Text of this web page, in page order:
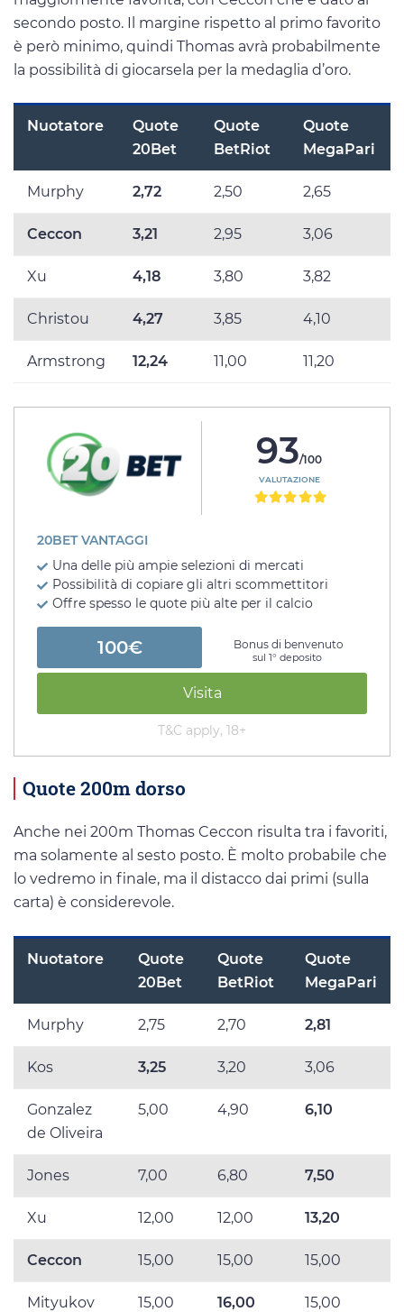
secondo posto. Il margine rispetto al primo favorito
è però minimo, quindi Thomas avrà probabilmente
la possibilità di giocarsela per la medaglia d’oro.
Nuotatore
Quote
20Bet
Quote
BetRiot
Quote
MegaPari
Murphy 2,72 2,50 2,65
Ceccon 3,21 2,95 3,06
Xu 4,18 3,80 3,82
Christou 4,27 3,85 4,10
Armstrong 12,24 11,00 11,20
93/100
VALUTAZIONE
20BET VANTAGGI
Una delle più ampie selezioni di mercati
Possibilità di copiare gli altri scommettitori
Offre spesso le quote più alte per il calcio
100€ Bonus di benvenuto
sul 1° deposito
Visita
T&C apply, 18+
Quote 200m dorso
Anche nei 200m Thomas Ceccon risulta tra i favoriti,
ma solamente al sesto posto. È molto probabile che
lo vedremo in finale, ma il distacco dai primi (sulla
carta) è considerevole.
Nuotatore
Quote
20Bet
Quote
BetRiot
Quote
MegaPari
Murphy 2,75 2,70 2,81
Kos 3,25 3,20 3,06
Gonzalez
de Oliveira
5,00 4,90 6,10
Jones 7,00 6,80 7,50
Xu 12,00 12,00 13,20
Ceccon 15,00 15,00 15,00
Mityukov 15,00 16,00 15,00